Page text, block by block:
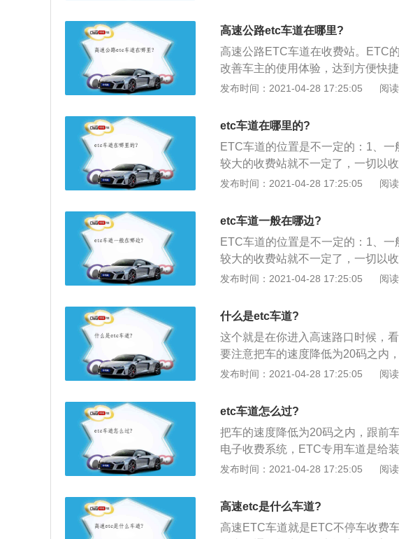
面的防拆按钮，红灯会短暂亮起，
明设备正常。清洁前挡风玻璃，保
OBU背胶保护膜，粘贴到安装位置
正面朝向驾驶员，卡背面朝向前玻
好处：节省时间：免去了排队等候
辆起步、刹车频率，降低磨损、油
率：ETC车道过车效率理论可提高
技。相比车牌付，ETC技术更成熟
高速公路etc车道在哪里?
高速公路ETC车道在收费站。ETC
改善车主的使用体验，达到方便快
费排队窗口，不用停车直接驶过车
C还将在多领域应用。
发布时间：2021-04-28 17:25:05 阅
etc车道在哪里的?
ETC车道的位置是不一定的：1、
较大的收费站就不一定了，一切以
子收费系统，ETC专用车道是给那
车辆挡风玻璃上的车载电子标签与
路桥收费站不需停车而能交纳路桥
发布时间：2021-04-28 17:25:05 阅
etc车道一般在哪边?
ETC车道的位置是不一定的：1、
较大的收费站就不一定了，一切以
子收费系统，ETC专用车道是给那
车辆挡风玻璃上的车载电子标签与
用短程通讯，利用计算机联网技术
路桥收费站不需停车而能交纳路桥
发布时间：2021-04-28 17:25:05 阅
什么是etc车道?
这个就是在你进入高速路口时候，
要注意把车的速度降低为20码之内
细资料如下：1、etc通过安装在车
结算处理；2、这样就达到了车辆
但是截至2018年10月，中国很多省
收费系统，etc专用车道是给装了
式。
发布时间：2021-04-28 17:25:05 阅
etc车道怎么过?
把车的速度降低为20码之内，跟前
电子收费系统，ETC专用车道是给
的方式；2、ETC通过安装在车辆挡
结算处理；3、从而达到了车辆通过
是呢，截至2018年10月，中国很多
发布时间：2021-04-28 17:25:05 阅
高速etc是什么车道?
高速ETC车道就是ETC不停车收费